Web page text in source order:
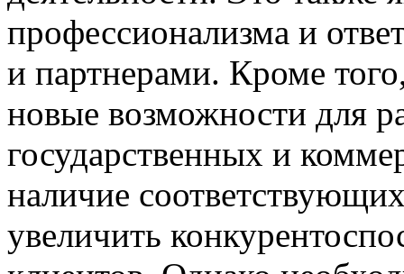
профессионализма и
и партнерами. Кроме
новые возможности для
государственных и
наличие
увеличить